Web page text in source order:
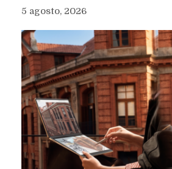
5 agosto, 2026